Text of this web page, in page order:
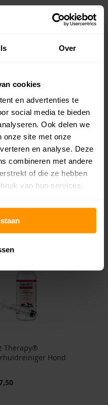
Over
cookies
en advertenties te
social media te bieden
Ook delen we
onze site met onze
en analyse. Deze
combineren met andere
of die ze hebben
van hun services.
voor hond en kat
Therapy® Sanofor
Honden
Therapy®
Hond